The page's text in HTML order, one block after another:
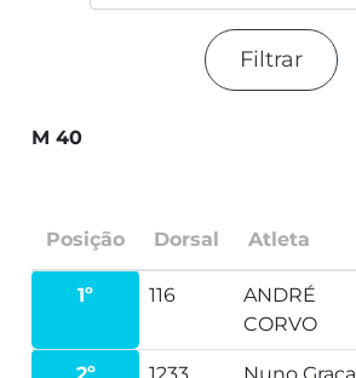
Filtrar
M 40
Posição Dorsal Atleta
1º 116
ANDRÉ
CORVO
2º 1233 Nuno Graça